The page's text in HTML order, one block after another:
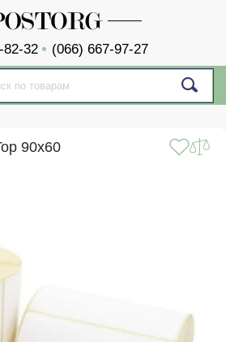
82-32 (066) 667-97-27
90x60